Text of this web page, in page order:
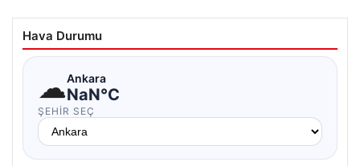
Hava Durumu
☁Ankara
NaN°C
ŞEHIR SEÇ